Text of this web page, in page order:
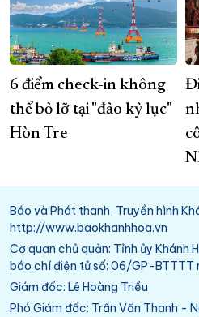
6 điểm check-in không
thể bỏ lỡ tại "đảo kỷ lục"
Hòn Tre
Báo và Phát thanh, Truyền hình
http://www.baokhanhhoa.vn
Cơ quan chủ quản: Tỉnh ủy Khánh
báo chí điện tử số: 06/GP-BTTTT
Giám đốc: Lê Hoàng Triều
Phó Giám đốc: Trần Văn Thanh -